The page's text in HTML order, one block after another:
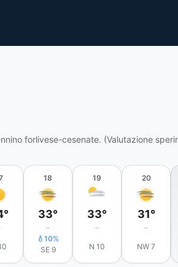
forlivese-cesenate. (Valutazione
18
33°
–
💧10%
SE 9
19
33°
–
N 10
20
31°
–
NW 7